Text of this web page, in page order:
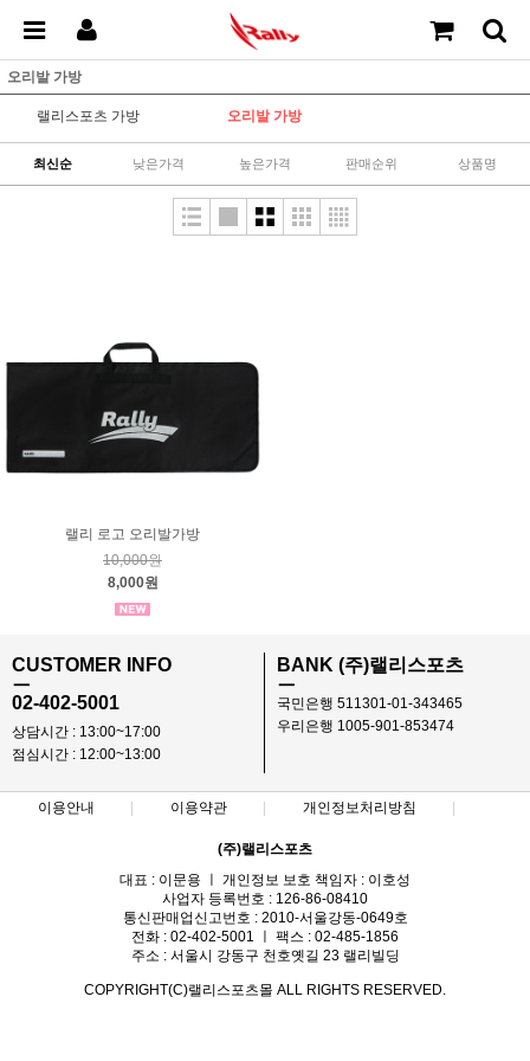
오리발 가방
랠리스포츠 가방 오리발 가방
최신순 낮은가격 높은가격 판매순위 상품명
랠리 로고 오리발가방
10,000원
8,000원
CUSTOMER INFO
ㅡ
02-402-5001
상담시간 : 13:00~17:00
점심시간 : 12:00~13:00
BANK (주)랠리스포츠
ㅡ
국민은행 511301-01-343465
우리은행 1005-901-853474
이용안내 이용약관 개인정보처리방침
(주)랠리스포츠
대표 : 이문용 ㅣ 개인정보 보호 책임자 : 이호성
사업자 등록번호 : 126-86-08410
통신판매업신고번호 : 2010-서울강동-0649호
전화 : 02-402-5001 ㅣ 팩스 : 02-485-1856
주소 : 서울시 강동구 천호옛길 23 랠리빌딩
COPYRIGHT(C)랠리스포츠몰 ALL RIGHTS RESERVED.